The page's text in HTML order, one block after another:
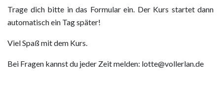
Trage dich bitte in das Formular ein. Der Kurs startet dann
automatisch ein Tag später!
Viel Spaß mit dem Kurs.
Bei Fragen kannst du jeder Zeit melden: lotte@vollerlan.de